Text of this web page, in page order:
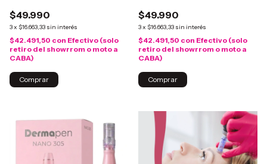
$49.990
3x $16.663,33 sin interés
$42.491,50 con Efectivo (solo
retiro del showrrom o moto a
CABA)
Comprar
$49.990
3x $16.663,33 sin interés
$42.491,50 con Efectivo (solo
retiro del showrrom o moto a
CABA)